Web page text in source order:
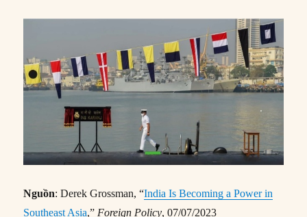
Nguồn: Derek Grossman, “India Is Becoming a Power in
Southeast Asia,”Foreign Policy, 07/07/2023